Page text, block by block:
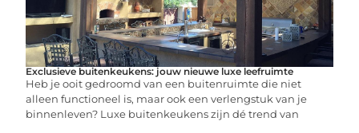
Exclusieve buitenkeukens: jouw nieuwe luxe leefruimte
Heb je ooit gedroomd van een buitenruimte die niet
alleen functioneel is, maar ook een verlengstuk van je
binnenleven? Luxe buitenkeukens zijn dé trend van